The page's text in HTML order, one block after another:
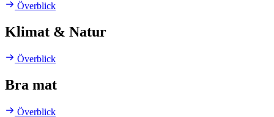
Överblick
Klimat & Natur
Överblick
Bra mat
Överblick